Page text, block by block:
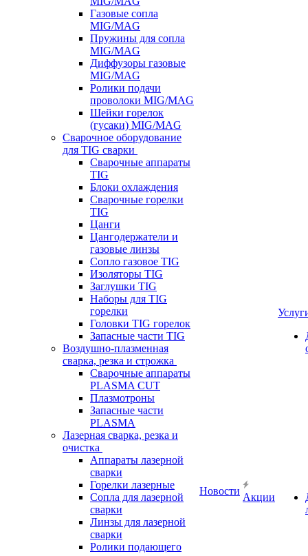
Газовые сопла
MIG/MAG
Пружины для сопла
MIG/MAG
Диффузоры газовые
MIG/MAG
Ролики подачи
проволоки MIG/MAG
Шейки горелок
(гусаки) MIG/MAG
Сварочное оборудование
для TIG сварки
Сварочные аппараты
TIG
Блоки охлаждения
Сварочные горелки
TIG
Цанги
Цангодержатели и
газовые линзы
Сопло газовое TIG
Изоляторы TIG
Заглушки TIG
Наборы для TIG
горелки
Головки TIG горелок
Запасные части TIG
Воздушно-плазменная
сварка, резка и строжка
Сварочные аппараты
PLASMA CUT
Плазмотроны
Запасные части
PLASMA
Лазерная сварка, резка и
очистка
Аппараты лазерной
сварки
Горелки лазерные
Сопла для лазерной
сварки
Линзы для лазерной
сварки
Ролики подающего
Новости
Акции